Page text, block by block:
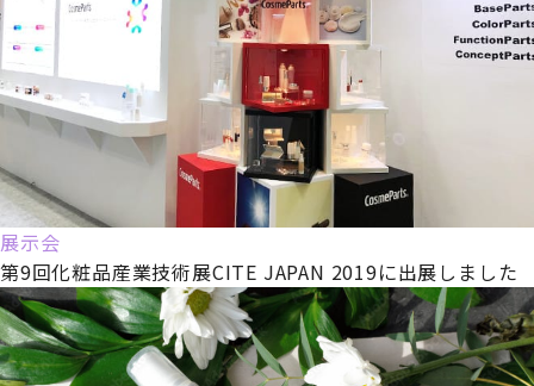
展示会
第9回化粧品産業技術展CITE JAPAN 2019に出展しました